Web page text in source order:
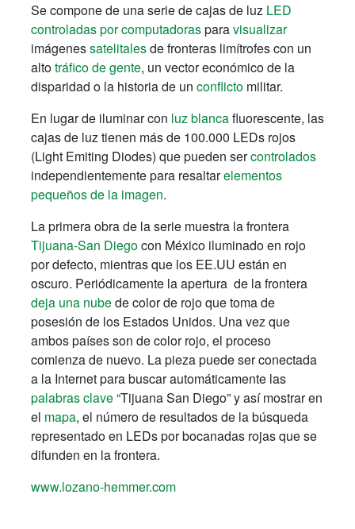
Se compone de una serie de cajas de luz LED
controladas por computadorasparavisualizar
imágenessatelitalesde fronteras limítrofes con un
altotráfico de gente, un vector económico de la
disparidad o la historia de un conflicto militar.
En lugar de iluminar con luz blancafluorescente, las
cajas de luz tienen más de 100.000 LEDs rojos
(Light Emiting Diodes) que pueden sercontrolados
independientemente para resaltarelementos
pequeños de la imagen.
La primera obra de la serie muestra la frontera
Tijuana-San Diegocon México iluminado en rojo
por defecto, mientras que los EE.UU están en
oscuro. Periódicamente la apertura de la frontera
deja una nubede color de rojo que toma de
posesión de los Estados Unidos. Una vez que
ambos países son de color rojo, el proceso
comienza de nuevo. La pieza puede ser conectada
a la Internet para buscar automáticamente las
palabras clave“Tijuana San Diego” y así mostrar en
el mapa, el número de resultados de la búsqueda
representado en LEDs por bocanadas rojas que se
difunden en la frontera.
www.lozano-hemmer.com